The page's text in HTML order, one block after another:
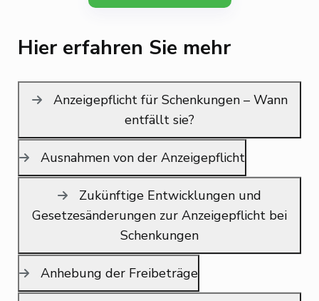
Hier erfahren Sie mehr
Anzeigepflicht für Schenkungen – Wann
entfällt sie?
Ausnahmen von der Anzeigepflicht
Zukünftige Entwicklungen und
Gesetzesänderungen zur Anzeigepflicht bei
Schenkungen
Anhebung der Freibeträge